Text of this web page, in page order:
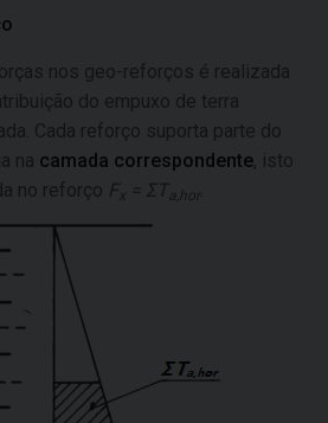
nos geo-reforços é realizada
do empuxo de terra
Cada reforço suporta parte do
na camada correspondente, isto
no reforço F x = ΣT a,hor